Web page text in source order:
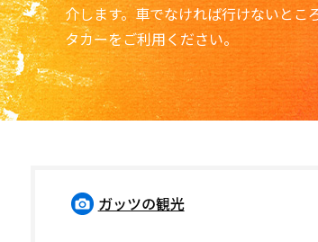
介します。車でなければ行けないと
タカーをご利用ください。
ガッツの観光